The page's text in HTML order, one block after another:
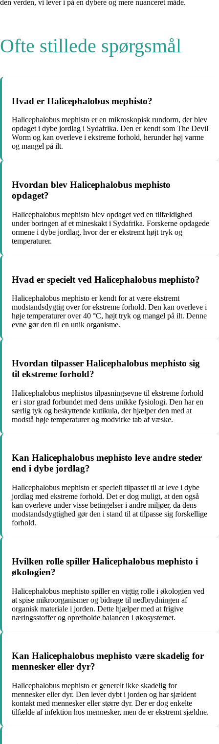
den verden, vi lever i på en dybere og mere nuanceret måde.
Ofte stillede spørgsmål
Hvad er Halicephalobus mephisto?
Halicephalobus mephisto er en mikroskopisk rundorm, der blev
opdaget i dybe jordlag i Sydafrika. Den er kendt som The Devil
Worm og kan overleve i ekstreme forhold, herunder høj varme
og mangel på ilt.
Hvordan blev Halicephalobus mephisto
opdaget?
Halicephalobus mephisto blev opdaget ved en tilfældighed
under boringen af ​​et mineskakt i Sydafrika. Forskerne opdagede
ormene i dybe jordlag, hvor der er ekstremt højt tryk og
temperaturer.
Hvad er specielt ved Halicephalobus mephisto?
Halicephalobus mephisto er kendt for at være ekstremt
modstandsdygtig over for ekstreme forhold. Den kan overleve i
høje temperaturer over 40 °C, højt tryk og mangel på ilt. Denne
evne gør den til en unik organisme.
Hvordan tilpasser Halicephalobus mephisto sig
til ekstreme forhold?
Halicephalobus mephistos tilpasningsevne til ekstreme forhold
er i stor grad forbundet med dens unikke fysiologi. Den har en
særlig tyk og beskyttende kutikula, der hjælper den med at
modstå høje temperaturer og modvirke tab af væske.
Kan Halicephalobus mephisto leve andre steder
end i dybe jordlag?
Halicephalobus mephisto er specielt tilpasset til at leve i dybe
jordlag med ekstreme forhold. Det er dog muligt, at den også
kan overleve under visse betingelser i andre miljøer, da dens
modstandsdygtighed gør den i stand til at tilpasse sig forskellige
forhold.
Hvilken rolle spiller Halicephalobus mephisto i
økologien?
Halicephalobus mephisto spiller en vigtig rolle i økologien ved
at spise mikroorganismer og bidrage til nedbrydningen af ​​
organisk materiale i jorden. Dette hjælper med at frigive
næringsstoffer og opretholde balancen i økosystemet.
Kan Halicephalobus mephisto være skadelig for
mennesker eller dyr?
Halicephalobus mephisto er generelt ikke skadelig for
mennesker eller dyr. Den lever dybt i jorden og har sjældent
kontakt med mennesker eller større dyr. Der er dog enkelte
tilfælde af infektion hos mennesker, men de er ekstremt sjældne.